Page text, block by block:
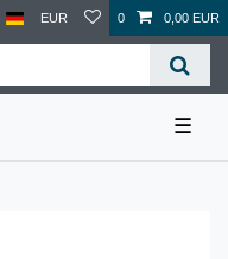
EUR 0 0,00 EUR
☰